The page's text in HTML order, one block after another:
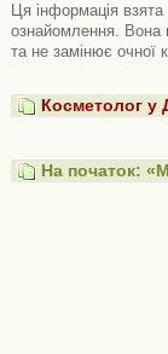
Ця інформація
ознайомлення. Вона
та не замінює очної
Косметолог у
На початок: